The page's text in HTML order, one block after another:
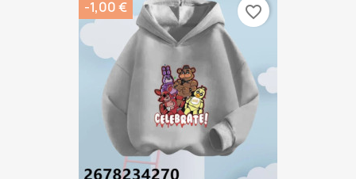
-1,00 € favorite_border